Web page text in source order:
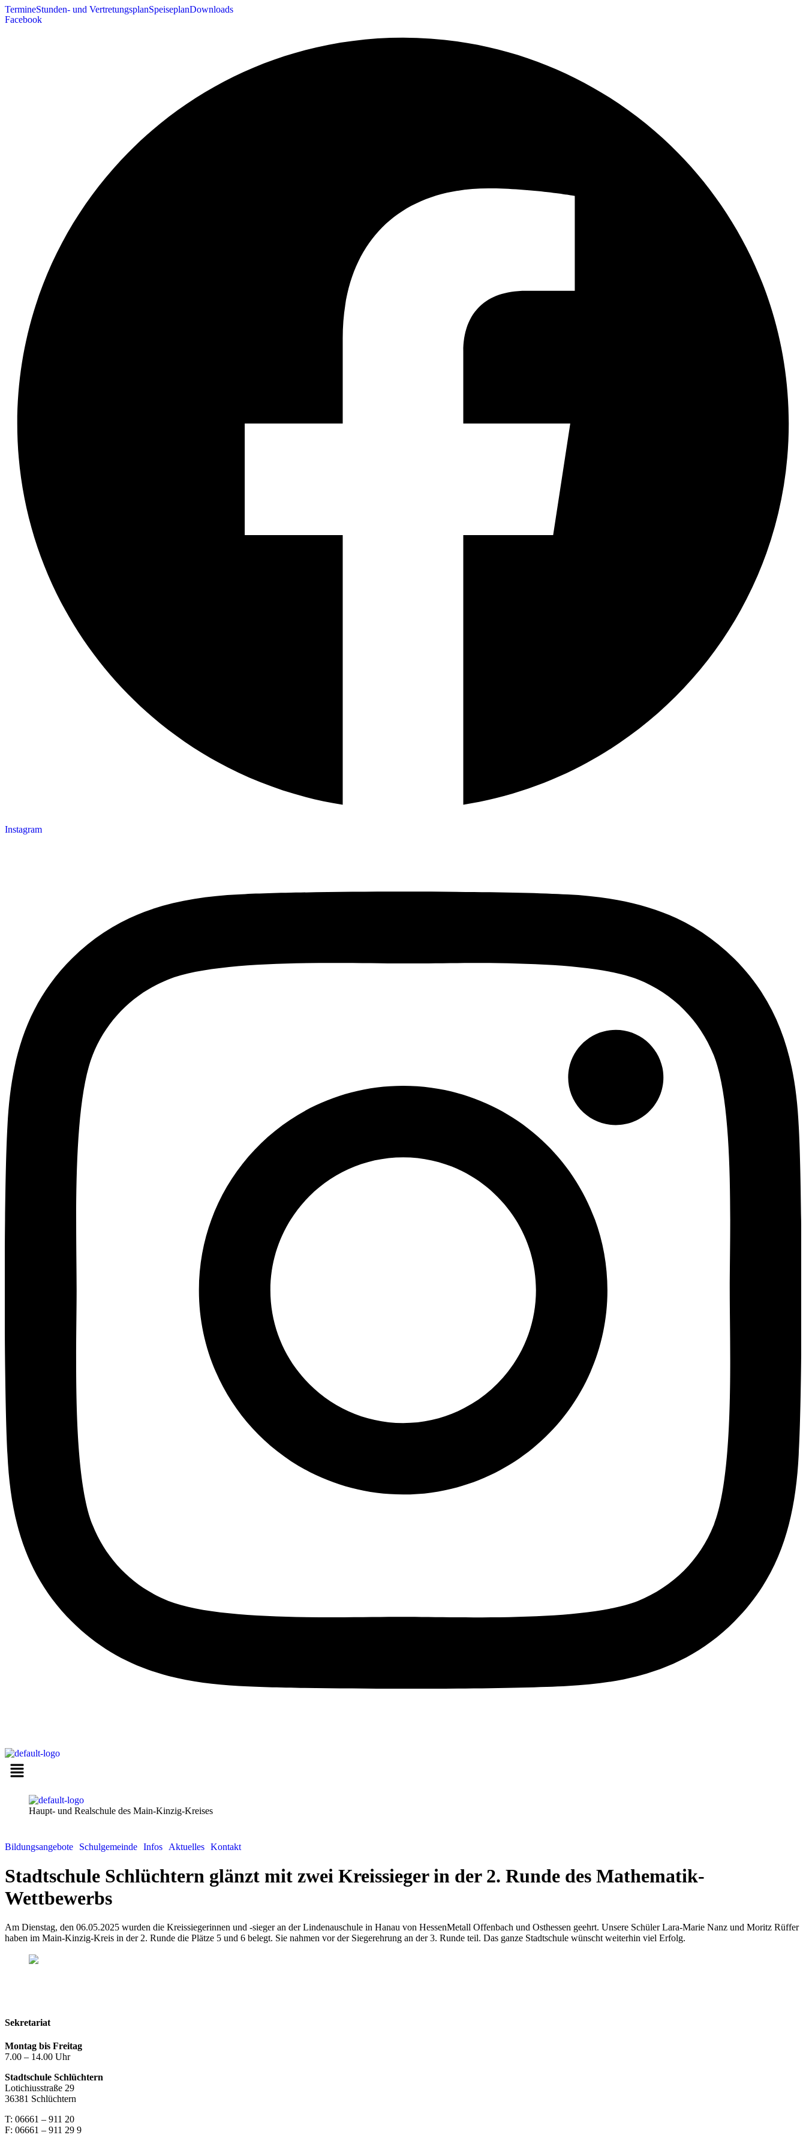
TermineStunden- und VertretungsplanSpeiseplanDownloads
Facebook
Instagram
Haupt- und Realschule des Main-Kinzig-Kreises
Bildungsangebote Schulgemeinde Infos Aktuelles Kontakt
Stadtschule Schlüchtern glänzt mit zwei Kreissieger in der 2. Runde des Mathematik-
Wettbewerbs
Am Dienstag, den 06.05.2025 wurden die Kreissiegerinnen und -sieger an der Lindenauschule in Hanau von HessenMetall Offenbach und Osthessen geehrt. Unsere Schüler Lara-Marie Nanz und Moritz Rüffer
haben im Main-Kinzig-Kreis in der 2. Runde die Plätze 5 und 6 belegt. Sie nahmen vor der Siegerehrung an der 3. Runde teil. Das ganze Stadtschule wünscht weiterhin viel Erfolg.
Sekretariat
Montag bis Freitag
7.00 – 14.00 Uhr
Stadtschule Schlüchtern
Lotichiusstraße 29
36381 Schlüchtern
T: 06661 – 911 20
F: 06661 – 911 29 9